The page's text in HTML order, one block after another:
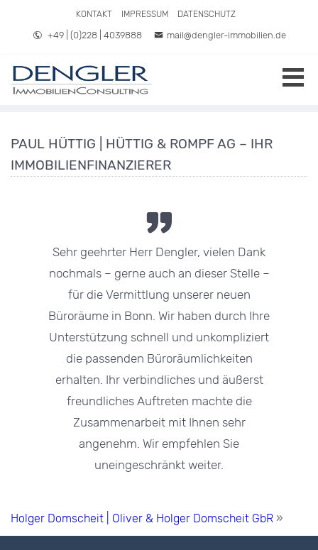
Direkt zum Inhalt springen
KONTAKT IMPRESSUM DATENSCHUTZ
+49 | (0)228 | 4039888 mail@dengler-immobilien.de
PAUL HÜTTIG | HÜTTIG & ROMPF AG – IHR
IMMOBILIENFINANZIERER
Sehr geehrter Herr Dengler, vielen Dank
nochmals – gerne auch an dieser Stelle –
für die Vermittlung unserer neuen
Büroräume in Bonn. Wir haben durch Ihre
Unterstützung schnell und unkompliziert
die passenden Büroräumlichkeiten
erhalten. Ihr verbindliches und äußerst
freundliches Auftreten machte die
Zusammenarbeit mit Ihnen sehr
angenehm. Wir empfehlen Sie
uneingeschränkt weiter.
Holger Domscheit | Oliver & Holger Domscheit GbR »